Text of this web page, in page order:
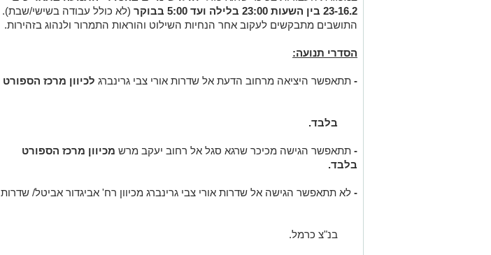
23-16.2 בין השעות 23:00 בלילה ועד 5:00 בבוקר
(לא כולל עבודה בשישי/שבת).
התושבים מתבקשים לעקוב אחר הנחיות השילוט והוראות התמרור ולנהוג בזהירות.
הסדרי תנועה:
- תתאפשר היציאה מרחוב הדעת אל שדרות אורי צבי גרינברג לכיוון מרכז הספורט
בלבד.
- תתאפשר הגישה מכיכר שרגא סגל אל רחוב יעקב מרש מכיוון מרכז הספורט
בלבד.
- לא תתאפשר הגישה אל שדרות אורי צבי גרינברג מכיוון רח' אביגדור אביטל/ שדרות
בנ"צ כרמל.